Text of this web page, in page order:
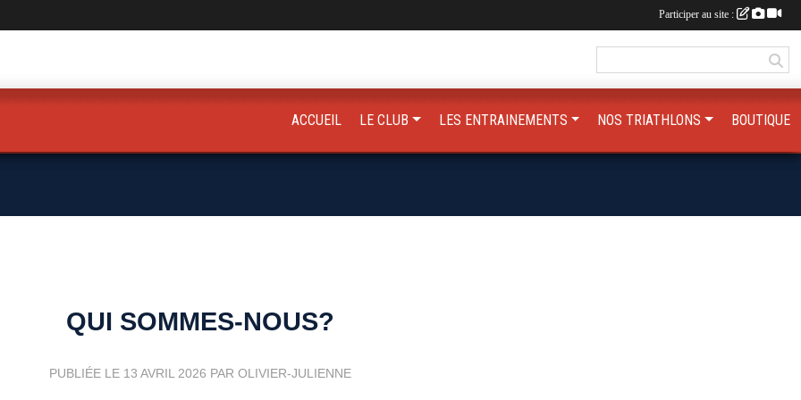
QUI SOMMES-NOUS?
PUBLIÉE LE 13 AVRIL 2026 PAR OLIVIER-JULIENNE
ACCUEIL LE CLUB LES ENTRAINEMENTS NOS TRIATHLONS BOUTIQUE
Participer au site :